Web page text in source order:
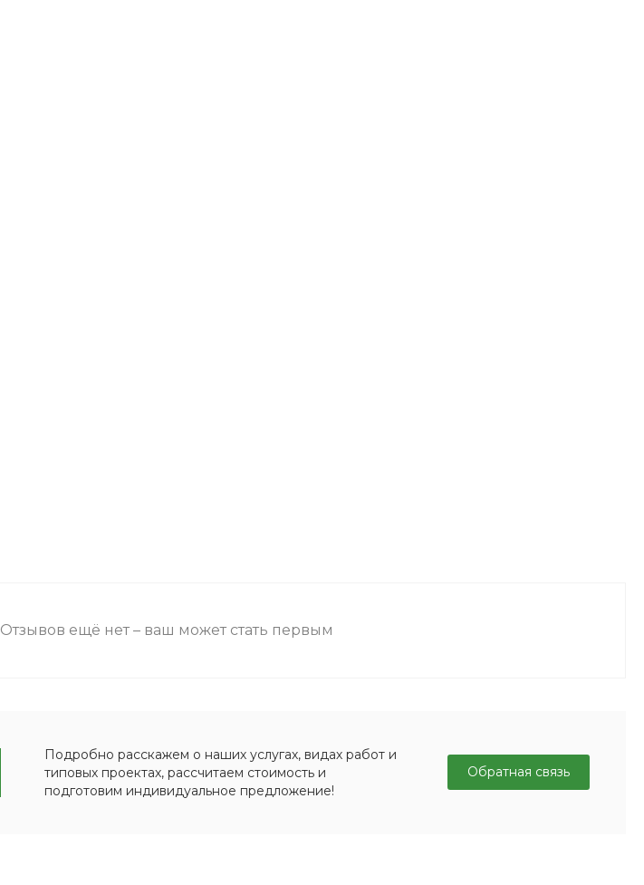
Отзывов ещё нет – ваш может стать первым
Подробно расскажем о наших услугах, видах работ и
типовых проектах, рассчитаем стоимость и
подготовим индивидуальное предложение!
Обратная связь